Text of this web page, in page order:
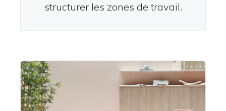
structurer les zones de travail.